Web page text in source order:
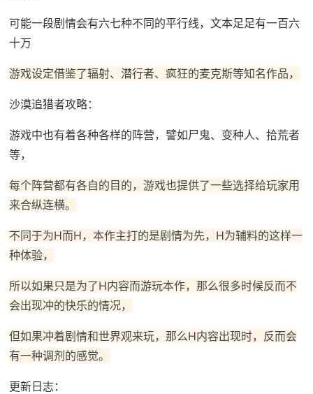
可能一段剧情会有六七种不同的平行线，文本足足有一百六
十万
游戏设定借鉴了辐射、潜行者、疯狂的麦克斯等知名作品，
沙漠追猎者攻略：
游戏中也有着各种各样的阵营，譬如尸鬼、变种人、拾荒者
等，
每个阵营都有各自的目的，游戏也提供了一些选择给玩家用
来合纵连横。
不同于为H而H，本作主打的是剧情为先，H为辅料的这样一
种体验，
所以如果只是为了H内容而游玩本作，那么很多时候反而不
会出现冲的快乐的情况，
但如果冲着剧情和世界观来玩，那么H内容出现时，反而会
有一种调剂的感觉。
更新日志：